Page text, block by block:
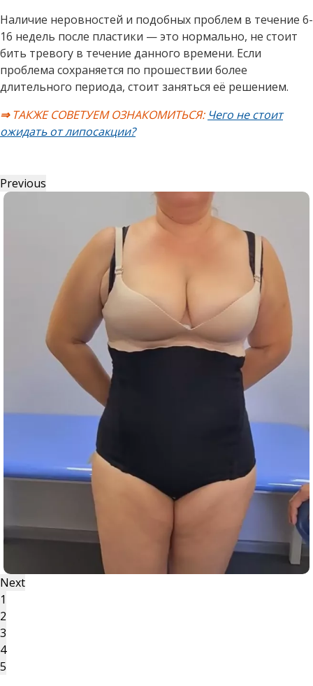
Наличие неровностей и подобных проблем в течение 6-
16 недель после пластики — это нормально, не стоит
бить тревогу в течение данного времени. Если
проблема сохраняется по прошествии более
длительного периода, стоит заняться её решением.
⇒ТАКЖЕ СОВЕТУЕМ ОЗНАКОМИТЬСЯ: Чего не стоит
ожидать от липосакции?
Previous
Next
1
2
3
4
5